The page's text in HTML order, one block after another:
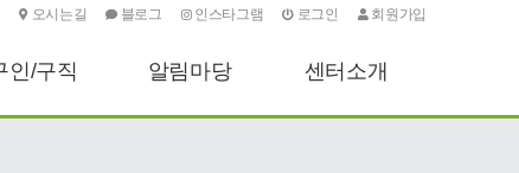
인/구직 알림마당 센터소개
오시는길 블로그 인스타그램 로그인 회원가입